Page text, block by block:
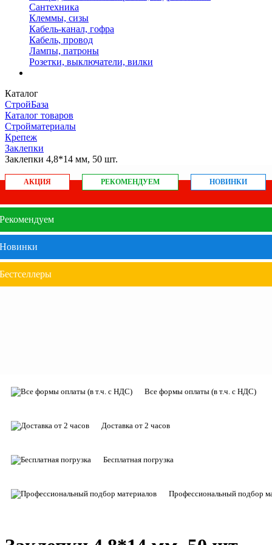
Сантехника
Клеммы, сизы
Кабель-канал, гофра
Кабель, провод
Лампы, патроны
Розетки, выключатели, вилки
Каталог
СтройБаза
Каталог товаров
Стройматериалы
Крепеж
Заклепки
Заклепки 4,8*14 мм, 50 шт.
АКЦИЯ РЕКОМЕНДУЕМ НОВИНКИ
Рекомендуем
Новинки
Бестселлеры
Все формы оплаты (в т.ч. с НДС)
Доставка от 2 часов
Бесплатная погрузка
Профессиональный подбор